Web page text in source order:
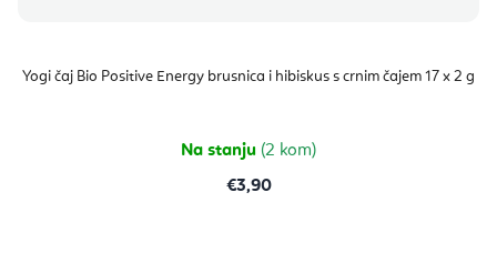
Yogi čaj Bio Positive Energy brusnica i hibiskus s crnim čajem 17 x 2 g
Na stanju (2 kom)
€3,90